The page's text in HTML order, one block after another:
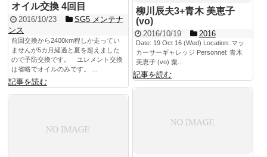
オイル交換 4回目
2016/10/23
SG5 メンテナ
ンス
前回交換から2400km程しか走ってい
ませんが5カ月経過と夏を超えました
ので予防交換です。 エレメント交換
は省略でオイルのみです。 ...
記事を読む
柳川辰夫3+青木 美恵子
(vo)
2016/10/19 2016
Date: 19 Oct 16 (Wed) Location: マッ
カーサーギャレッジ Personnel: 青木
美恵子 (vo) 粟...
記事を読む